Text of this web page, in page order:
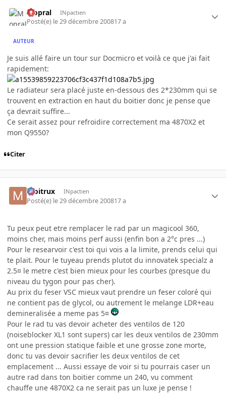
Mopral INpactien
Posté(e) le 29 décembre 200817 a
AUTEUR
Je suis allé faire un tour sur Docmicro et voilà ce que j'ai fait
rapidement:
Le radiateur sera placé juste en-dessous des 2*230mm qui se
trouvent en extraction en haut du boitier donc je pense que
ça devrait suffire...
Ce serait assez pour refroidire correctement ma 4870X2 et
mon Q9550?
Citer
moitrux INpactien
Posté(e) le 29 décembre 200817 a
Tu peux peut etre remplacer le rad par un magicool 360,
moins cher, mais moins perf aussi (enfin bon a 2°c pres ...)
Pour le researvoir c'est toi qui vois a la limite, prends celui qui
te plait. Pour le tuyeau prends plutot du innovatek specialz a
2.5¤ le metre c'est bien mieux pour les courbes (presque du
niveau du tygon pour pas cher).
Au prix du feser VSC mieux vaut prendre un feser coloré qui
ne contient pas de glycol, ou autrement le melange LDR+eau
demineralisée a meme pas 5¤
Pour le rad tu vas devoir acheter des ventilos de 120
(noiseblocker XL1 sont supers) car les deux ventilos de 230mm
ont une pression statique faible et une grosse zone morte,
donc tu vas devoir sacrifier les deux ventilos de cet
emplacement ... Aussi essaye de voir si tu pourrais caser un
autre rad dans ton boitier comme un 240, vu comment
chauffe une 4870X2 ca ne serait pas un luxe je pense !